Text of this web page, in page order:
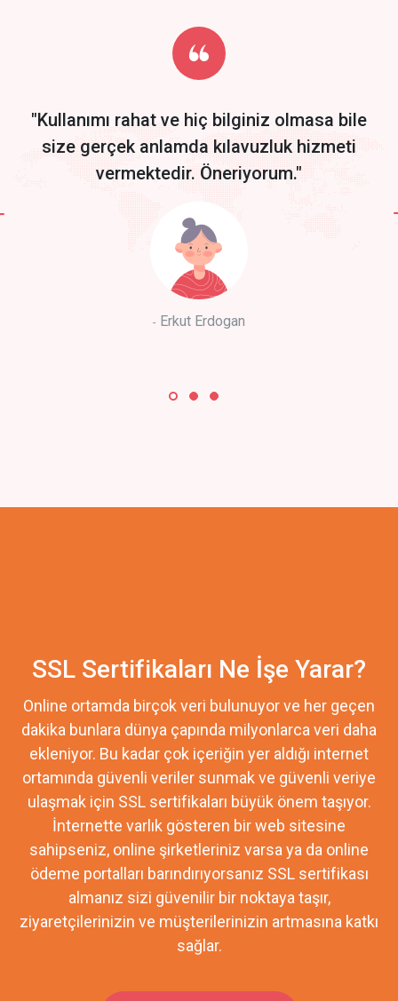
Start by trying our service for 30 days free trial no credit card
required.
"Kullanımı rahat ve hiç bilginiz olmasa bile
size gerçek anlamda kılavuzluk hizmeti
vermektedir. Öneriyorum."
Erkut Erdogan
SSL Sertifikaları Ne İşe Yarar?
Online ortamda birçok veri bulunuyor ve her geçen
dakika bunlara dünya çapında milyonlarca veri daha
ekleniyor. Bu kadar çok içeriğin yer aldığı internet
ortamında güvenli veriler sunmak ve güvenli veriye
ulaşmak için SSL sertifikaları büyük önem taşıyor.
İnternette varlık gösteren bir web sitesine
sahipseniz, online şirketleriniz varsa ya da online
ödeme portalları barındırıyorsanız SSL sertifikası
almanız sizi güvenilir bir noktaya taşır,
ziyaretçilerinizin ve müşterilerinizin artmasına katkı
sağlar.